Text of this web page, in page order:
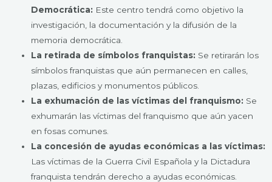
Democrática: Este centro tendrá como objetivo la
investigación, la documentación y la difusión de la
memoria democrática.
La retirada de símbolos franquistas: Se retirarán los
símbolos franquistas que aún permanecen en calles,
plazas, edificios y monumentos públicos.
La exhumación de las víctimas del franquismo: Se
exhumarán las víctimas del franquismo que aún yacen
en fosas comunes.
La concesión de ayudas económicas a las víctimas:
Las víctimas de la Guerra Civil Española y la Dictadura
franquista tendrán derecho a ayudas económicas.